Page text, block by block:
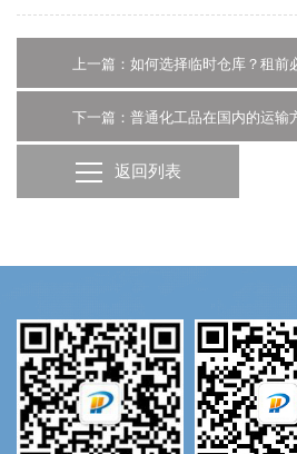
下一篇：普通化工品在国内的运输
返回列表